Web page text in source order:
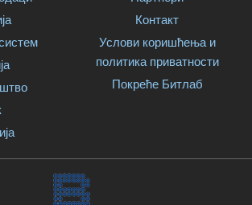
Контакт
Услови коришћења и
политика приватности
Покреће Битлаб